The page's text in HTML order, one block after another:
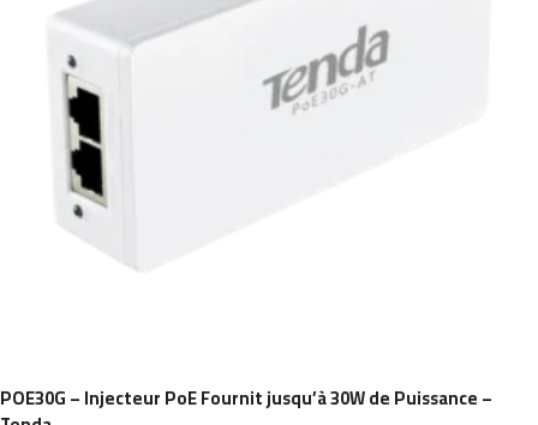
POE30G – Injecteur PoE Fournit jusqu’à 30W de Puissance –